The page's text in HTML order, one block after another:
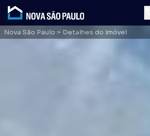
Nova São Paulo > Detalhes do Imóvel